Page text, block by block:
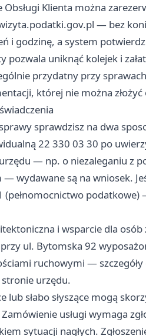
Obsługi Klienta można
— bez
i godzinę, a system
pozwala uniknąć kolejek i
przydatny przy
której nie można złożyć
sprawdzisz na dwa
22 330 03 30 po
— np. o niezaleganiu z
wydawane są na wniosek.
(pełnomocnictwo
i wsparcie dla osób
ul. Bytomska 92
ruchowymi —
urzędu.
lub słabo słyszące mogą
Zamówienie usługi wymaga
sytuacji nagłych.